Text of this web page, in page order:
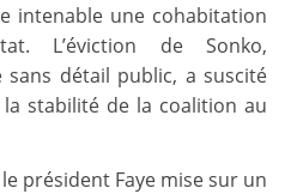
intenable une cohabitation
L’éviction de Sonko,
détail public, a suscité
stabilité de la coalition au
président Faye mise sur un